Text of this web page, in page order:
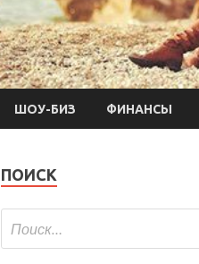
ШОУ-БИЗ ФИНАНСЫ
ПОИСК